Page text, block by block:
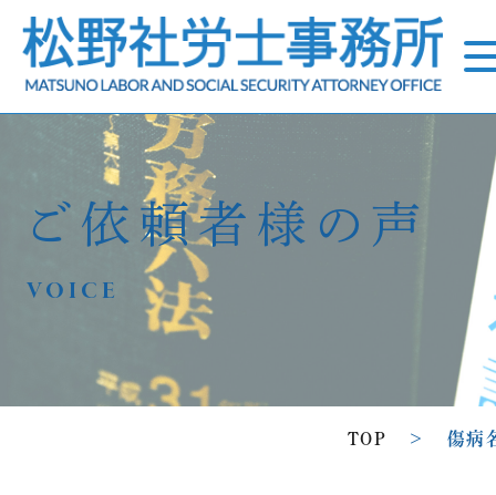
ご依頼者様の声
VOICE
TOP > 傷病